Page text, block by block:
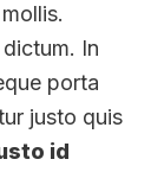
In
porta
justo quis
id